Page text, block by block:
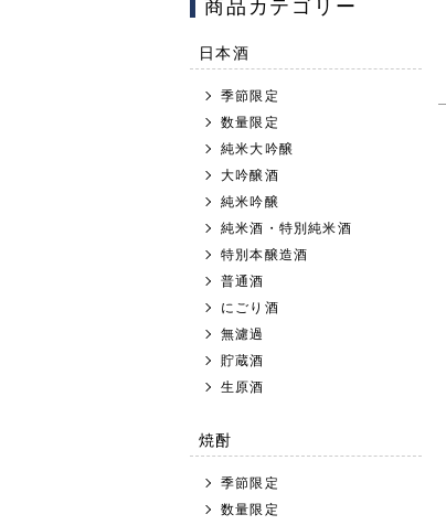
日本酒
季節限定
数量限定
純米大吟醸
大吟醸酒
純米吟醸
純米酒・特別純米酒
特別本醸造酒
普通酒
にごり酒
無濾過
貯蔵酒
生原酒
焼酎
季節限定
数量限定